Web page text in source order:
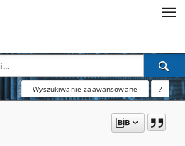
Wyszukiwanie zaawansowane ?